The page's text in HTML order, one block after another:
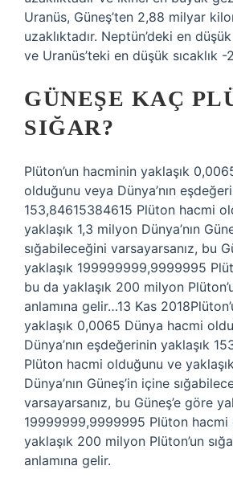
Uranüs, Güneş’ten 2,88 milyar
uzaklıktadır. Neptün’deki en
ve Uranüs’teki en düşük sıcaklık -
GÜNEŞE KAÇ
SIĞAR?
Plüton’un hacminin yaklaşık
olduğunu veya Dünya’nın
153,84615384615 Plüton hacmi
yaklaşık 1,3 milyon Dünya’nın
sığabileceğini varsayarsanız, bu
yaklaşık 199999999,9999995
bu da yaklaşık 200 milyon
anlamına gelir…13 Kas
yaklaşık 0,0065 Dünya hacmi
Dünya’nın eşdeğerinin yaklaşık
Plüton hacmi olduğunu ve
Dünya’nın Güneş’in içine
varsayarsanız, bu Güneş’e göre
19999999,9999995 Plüton hacmi
yaklaşık 200 milyon Plüton’un
anlamına gelir.